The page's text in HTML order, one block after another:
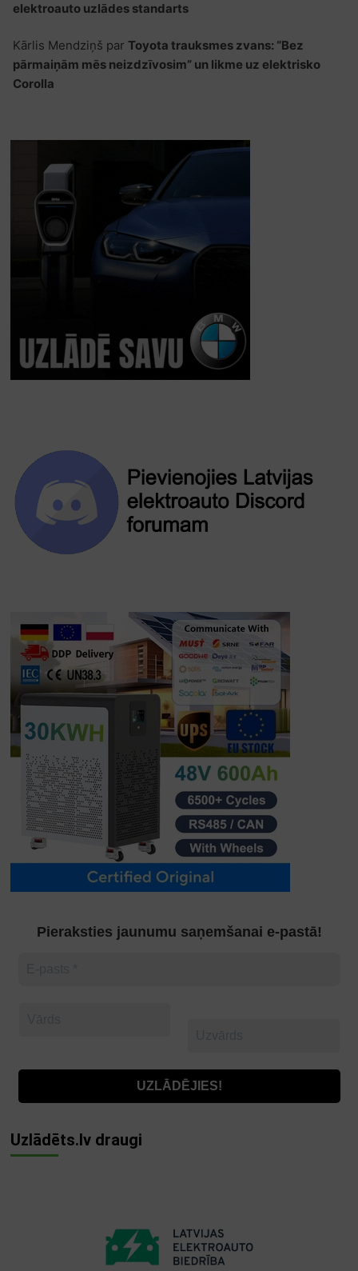
elektroauto uzlādes standarts
Kārlis Mendziņš par Toyota trauksmes zvans: “Bez
pārmaiņām mēs neizdzīvosim” un likme uz elektrisko
Corolla
Pieraksties jaunumu saņemšanai e-pastā!
Uzlādēts.lv draugi